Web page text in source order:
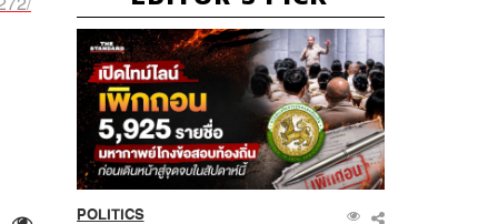
POLITICS